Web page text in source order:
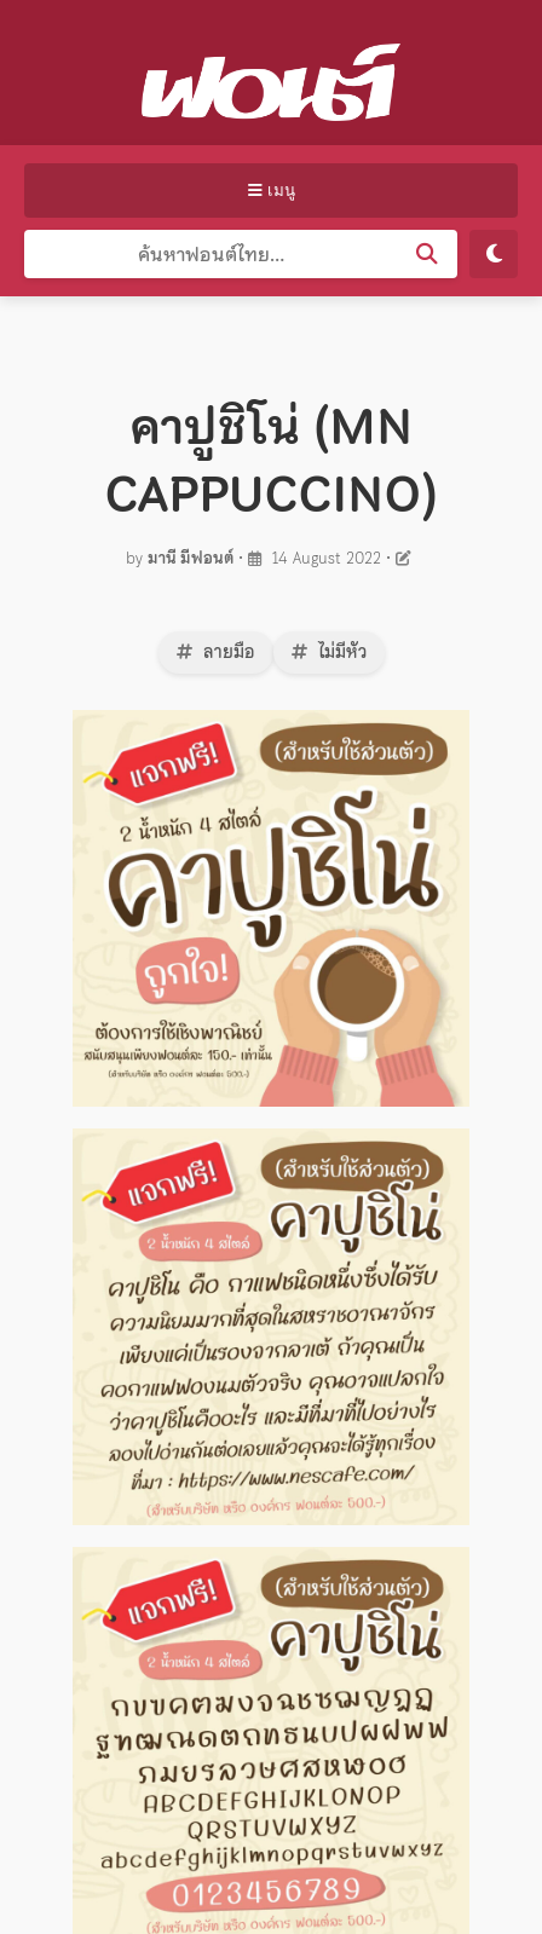
เมนู
คาปูชิโน่ (MN
CAPPUCCINO)
byมานี มีฟอนต์• 14 August 2022 •
ลายมือ ไม่มีหัว